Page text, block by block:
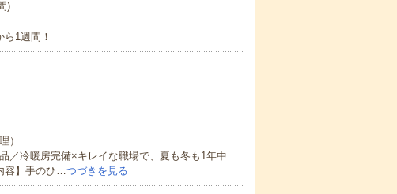
)
1週間！
）
／冷暖房完備×キレイな職場で、夏も冬も1年中
容】手のひ… つづきを見る